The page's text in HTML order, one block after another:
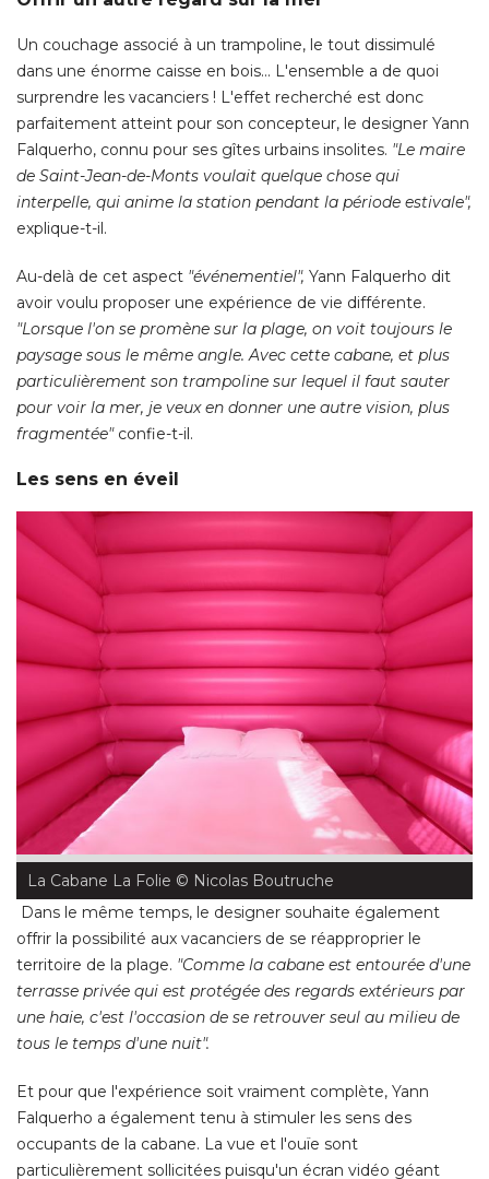
Un couchage associé à un trampoline, le tout dissimulé
dans une énorme caisse en bois... L'ensemble a de quoi
surprendre les vacanciers ! L'effet recherché est donc
parfaitement atteint pour son concepteur, le designer Yann
Falquerho, connu pour ses gîtes urbains insolites. "Le maire
de Saint-Jean-de-Monts voulait quelque chose qui
interpelle, qui anime la station pendant la période estivale",
explique-t-il.
Au-delà de cet aspect "événementiel", Yann Falquerho dit
avoir voulu proposer une expérience de vie différente.
"Lorsque l'on se promène sur la plage, on voit toujours le
paysage sous le même angle. Avec cette cabane, et plus
particulièrement son trampoline sur lequel il faut sauter
pour voir la mer, je veux en donner une autre vision, plus
fragmentée" confie-t-il.
Les sens en éveil
La Cabane La Folie © Nicolas Boutruche
Dans le même temps, le designer souhaite également
offrir la possibilité aux vacanciers de se réapproprier le
territoire de la plage. "Comme la cabane est entourée d'une
terrasse privée qui est protégée des regards extérieurs par
une haie, c'est l'occasion de se retrouver seul au milieu de
tous le temps d'une nuit".
Et pour que l'expérience soit vraiment complète, Yann
Falquerho a également tenu à stimuler les sens des
occupants de la cabane. La vue et l'ouïe sont
particulièrement sollicitées puisqu'un écran vidéo géant